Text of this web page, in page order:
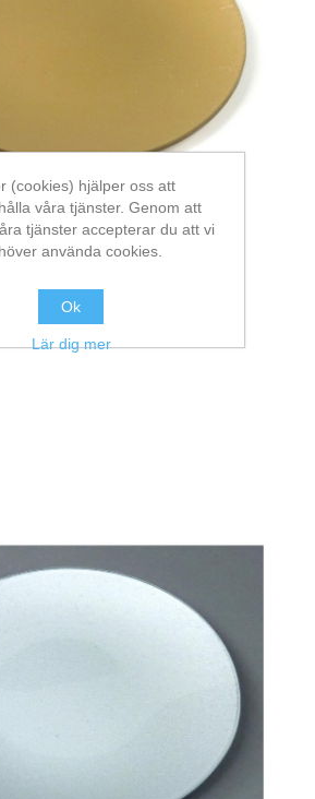
(cookies) hjälper oss att
våra tjänster. Genom att
tjänster accepterar du att vi
använda cookies.
Ok
Lär dig mer